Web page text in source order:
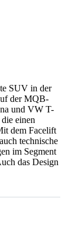
SUV in der
der MQB-
und VW T-
einen
dem Facelift
technische
im Segment
das Design